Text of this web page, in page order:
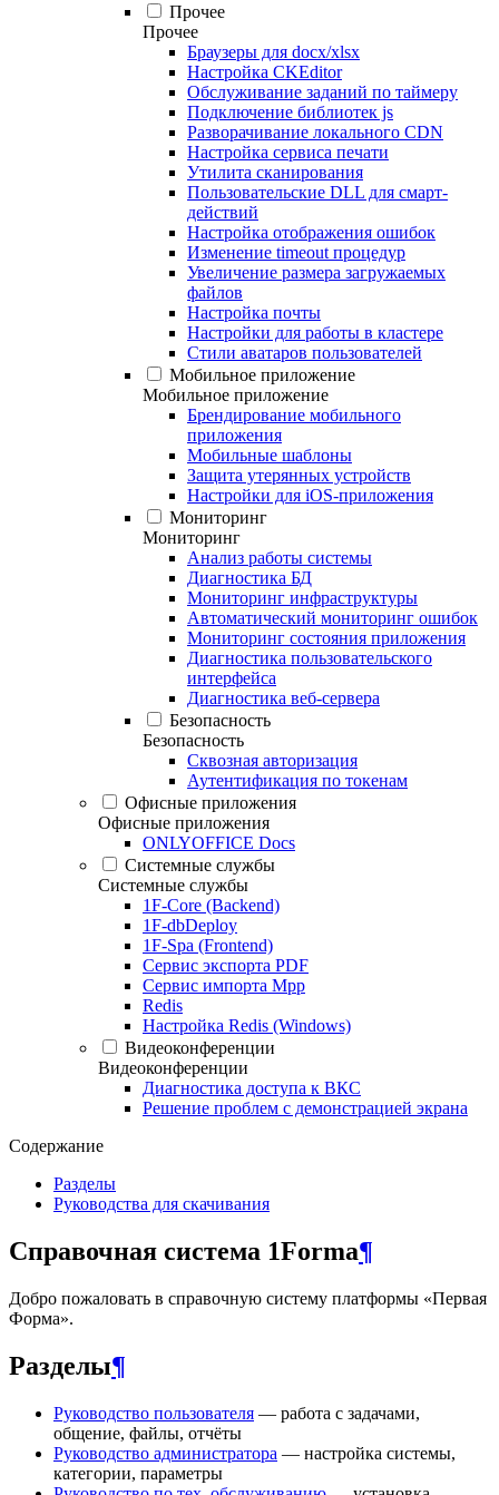
Прочее
Прочее
Браузеры для docx/xlsx
Настройка CKEditor
Обслуживание заданий по таймеру
Подключение библиотек js
Разворачивание локального CDN
Настройка сервиса печати
Утилита сканирования
Пользовательские DLL для смарт-
действий
Настройка отображения ошибок
Изменение timeout процедур
Увеличение размера загружаемых
файлов
Настройка почты
Настройки для работы в кластере
Стили аватаров пользователей
Мобильное приложение
Мобильное приложение
Брендирование мобильного
приложения
Мобильные шаблоны
Защита утерянных устройств
Настройки для iOS-приложения
Мониторинг
Мониторинг
Анализ работы системы
Диагностика БД
Мониторинг инфраструктуры
Автоматический мониторинг ошибок
Мониторинг состояния приложения
Диагностика пользовательского
интерфейса
Диагностика веб-сервера
Безопасность
Безопасность
Сквозная авторизация
Аутентификация по токенам
Офисные приложения
Офисные приложения
ONLYOFFICE Docs
Системные службы
Системные службы
1F-Core (Backend)
1F-dbDeploy
1F-Spa (Frontend)
Сервис экспорта PDF
Сервис импорта Mpp
Redis
Настройка Redis (Windows)
Видеоконференции
Видеоконференции
Диагностика доступа к ВКС
Решение проблем с демонстрацией экрана
Содержание
Разделы
Руководства для скачивания
Справочная система 1Forma¶
Добро пожаловать в справочную систему платформы «Первая
Форма».
Разделы¶
Руководство пользователя — работа с задачами,
общение, файлы, отчёты
Руководство администратора — настройка системы,
категории, параметры